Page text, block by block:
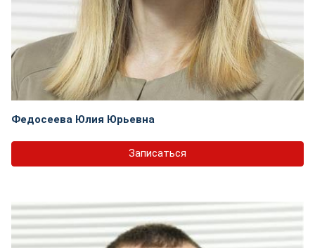
Федосеева Юлия Юрьевна
Записаться